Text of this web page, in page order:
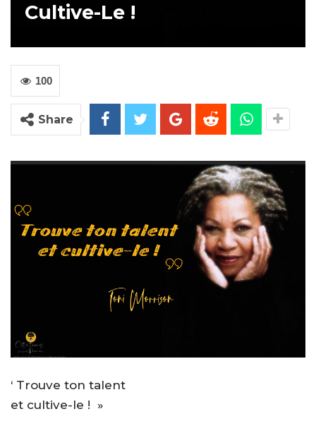
Cultive-Le !
100
Share
‘ Trouve ton talent
et cultive-le ! »